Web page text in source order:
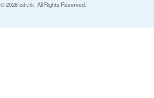
© 2026 edr.hk, All Rights Reserved.